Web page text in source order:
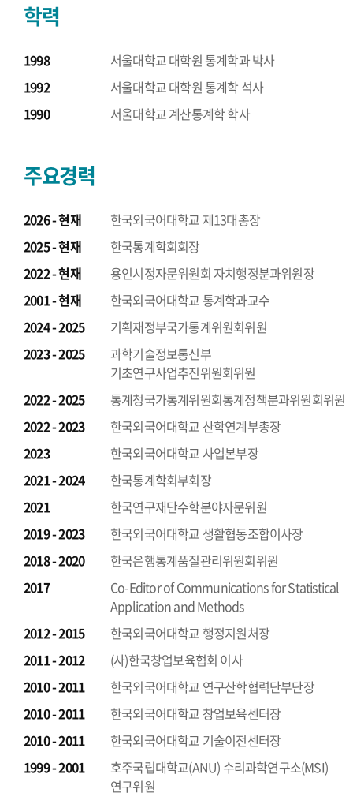
학력
1998
서울대학교 대학원 통계학과 박사
1992
서울대학교 대학원 통계학 석사
1990
서울대학교 계산통계학 학사
주요경력
2026 - 현재
한국외국어대학교 제13대총장
2025 - 현재
한국통계학회회장
2022 - 현재
용인시정자문위원회 자치행정분과위원장
2001 - 현재
한국외국어대학교 통계학과교수
2024 - 2025
기획재정부국가통계위원회위원
2023 - 2025
과학기술정보통신부
기초연구사업추진위원회위원
2022 - 2025
통계청국가통계위원회통계정책분과위원회위원
2022 - 2023
한국외국어대학교 산학연계부총장
2023
한국외국어대학교 사업본부장
2021 - 2024
한국통계학회부회장
2021
한국연구재단수학분야자문위원
2019 - 2023
한국외국어대학교 생활협동조합이사장
2018 - 2020
한국은행통계품질관리위원회위원
2017
Co-Editor of Communications for Statistical
Application and Methods
2012 - 2015
한국외국어대학교 행정지원처장
2011 - 2012
(사)한국창업보육협회 이사
2010 - 2011
한국외국어대학교 연구산학협력단부단장
2010 - 2011
한국외국어대학교 창업보육센터장
2010 - 2011
한국외국어대학교 기술이전센터장
1999 - 2001
호주국립대학교(ANU) 수리과학연구소(MSI)
연구위원